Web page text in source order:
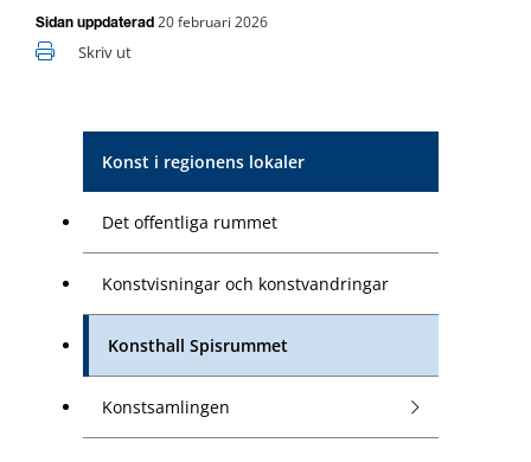
Konst i regionens lokaler
Det offentliga rummet
Konstvisningar och konstvandringar
Konsthall Spisrummet
Konstsamlingen
Sidan uppdaterad 20 februari 2026
Skriv ut